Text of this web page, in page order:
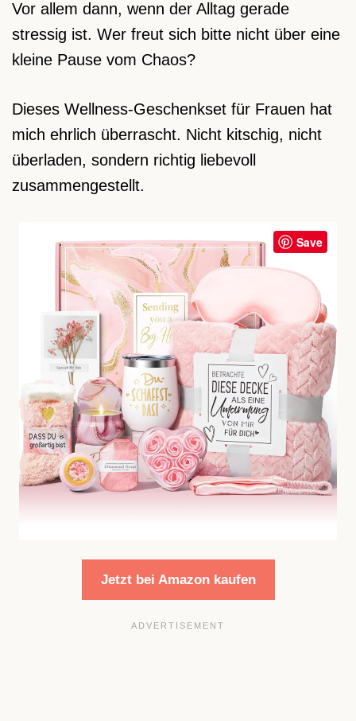
Vor allem dann, wenn der Alltag gerade
stressig ist. Wer freut sich bitte nicht über eine
kleine Pause vom Chaos?
Dieses Wellness-Geschenkset für Frauen hat
mich ehrlich überrascht. Nicht kitschig, nicht
überladen, sondern richtig liebevoll
zusammengestellt.
Save
Jetzt bei Amazon kaufen